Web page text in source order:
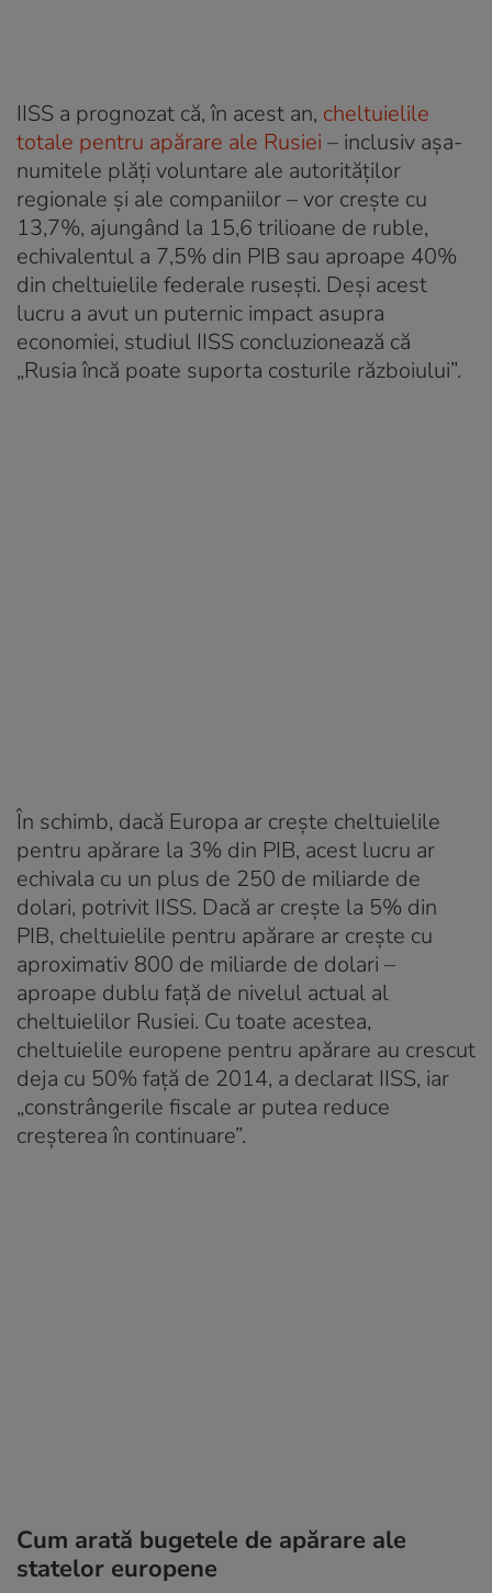
IISS a prognozat că, în acest an, cheltuielile
totale pentru apărare ale Rusiei – inclusiv așa-
numitele plăți voluntare ale autorităților
regionale și ale companiilor – vor crește cu
13,7%, ajungând la 15,6 trilioane de ruble,
echivalentul a 7,5% din PIB sau aproape 40%
din cheltuielile federale rusești. Deși acest
lucru a avut un puternic impact asupra
economiei, studiul IISS concluzionează că
„Rusia încă poate suporta costurile războiului”.
În schimb, dacă Europa ar crește cheltuielile
pentru apărare la 3% din PIB, acest lucru ar
echivala cu un plus de 250 de miliarde de
dolari, potrivit IISS. Dacă ar crește la 5% din
PIB, cheltuielile pentru apărare ar crește cu
aproximativ 800 de miliarde de dolari –
aproape dublu față de nivelul actual al
cheltuielilor Rusiei. Cu toate acestea,
cheltuielile europene pentru apărare au crescut
deja cu 50% față de 2014, a declarat IISS, iar
„constrângerile fiscale ar putea reduce
creșterea în continuare”.
Cum arată bugetele de apărare ale
statelor europene